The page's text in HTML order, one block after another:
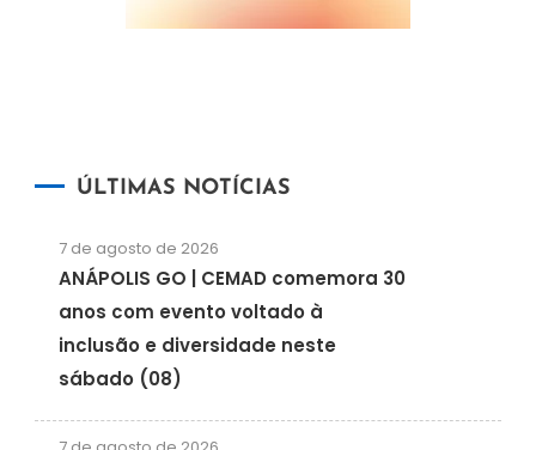
ÚLTIMAS NOTÍCIAS
7 de agosto de 2026
ANÁPOLIS GO | CEMAD comemora 30
anos com evento voltado à
inclusão e diversidade neste
sábado (08)